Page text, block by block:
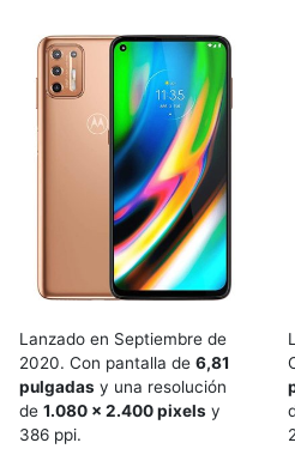
Lanzado en Septiembre de
2020. Con pantalla de 6,81
pulgadas y una resolución
de 1.080 x 2.400 pixels y
386 ppi.